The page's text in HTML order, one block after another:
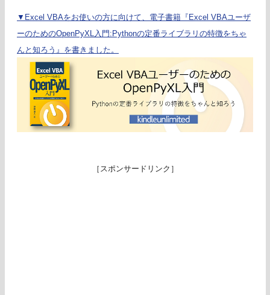
▼Excel VBAをお使いの方に向けて、電子書籍『Excel VBAユーザ
ーのためのOpenPyXL入門:Pythonの定番ライブラリの特徴をちゃ
んと知ろう』を書きました。
［スポンサードリンク］